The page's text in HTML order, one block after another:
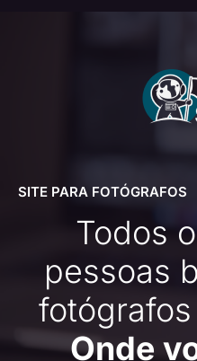
SITE PARA FOTÓGRAFOS
Todos
pessoas
Onde